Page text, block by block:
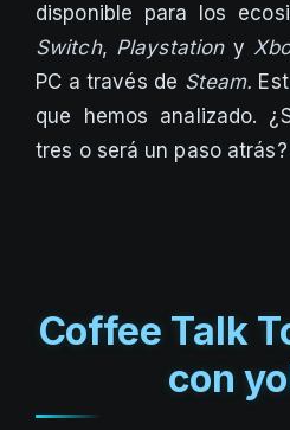
disponible para los
Switch, Playstation y
PC a través de Steam.
que hemos analizado.
tres o será un paso
Coffee Talk
con